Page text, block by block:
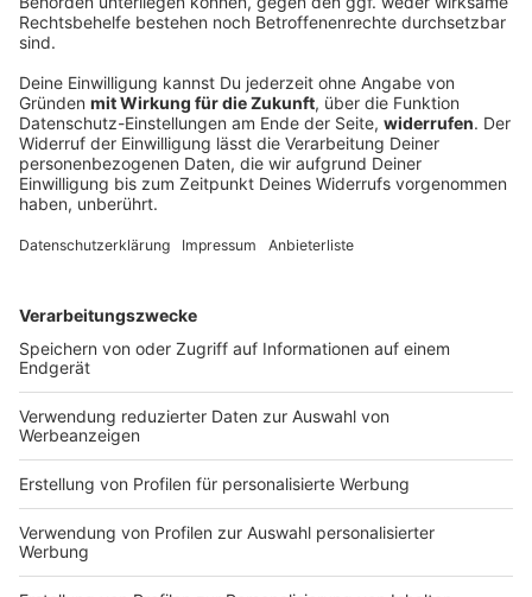
Wälder unter Druck - das sind die aktuellen
Gefahren
Die Waldbrandgefahr ist vielerorts hoch in Bayern.
Und was macht eigentlich der Borkenkäfer?
DEINE GEMERKTEN ARTIKEL
Du hast dir noch keine Artikel gemerkt
Markiere sie hierfür mit einem